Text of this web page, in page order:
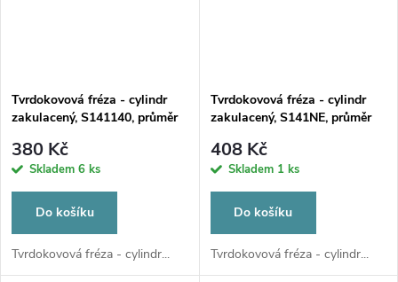
Tvrdokovová fréza - cylindr
zakulacený, S141140, průměr
380 Kč
Skladem 6 ks
Do košíku
Tvrdokovová fréza - cylindr...
Tvrdokovová fréza - cylindr
zakulacený, S141NE, průměr
408 Kč
Skladem 1 ks
Do košíku
Tvrdokovová fréza - cylindr...